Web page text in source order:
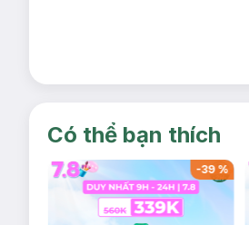
Có thể bạn thích
-39%